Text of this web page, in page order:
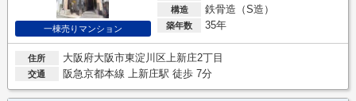
一棟売りマンション
構造 鉄骨造（S造）
築年数 35年
住所 大阪府大阪市東淀川区上新庄2丁目
交通 阪急京都本線 上新庄駅 徒歩 7分